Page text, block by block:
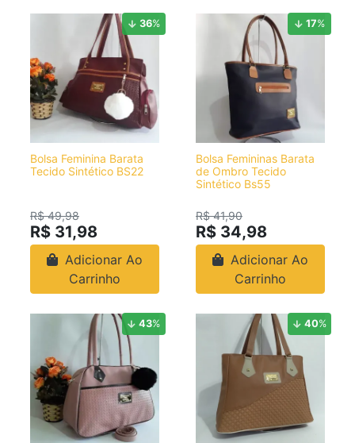
36%
Bolsa Feminina Barata
Tecido Sintético BS22
R$ 49,98
R$ 31,98
Adicionar Ao
Carrinho
17%
Bolsa Femininas Barata
de Ombro Tecido
Sintético Bs55
R$ 41,90
R$ 34,98
Adicionar Ao
Carrinho
43% 40%